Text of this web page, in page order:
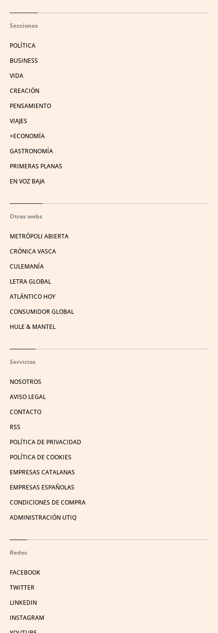
Secciones
POLÍTICA
BUSINESS
VIDA
CREACIÓN
PENSAMIENTO
VIAJES
+ECONOMÍA
GASTRONOMÍA
PRIMERAS PLANAS
EN VOZ BAJA
Otras webs
METRÓPOLI ABIERTA
CRÓNICA VASCA
CULEMANÍA
LETRA GLOBAL
ATLÁNTICO HOY
CONSUMIDOR GLOBAL
HULE & MANTEL
Servicios
NOSOTROS
AVISO LEGAL
CONTACTO
RSS
POLÍTICA DE PRIVACIDAD
POLÍTICA DE COOKIES
EMPRESAS CATALANAS
EMPRESAS ESPAÑOLAS
CONDICIONES DE COMPRA
ADMINISTRACIÓN UTIQ
Redes
FACEBOOK
TWITTER
LINKEDIN
INSTAGRAM